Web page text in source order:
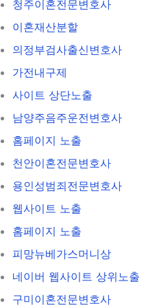
청주이혼전문변호사
이혼재산분할
의정부검사출신변호사
가전내구제
사이트 상단노출
남양주음주운전변호사
홈페이지 노출
천안이혼전문변호사
용인성범죄전문변호사
웹사이트 노출
홈페이지 노출
피망뉴베가스머니상
네이버 웹사이트 상위노출
구미이혼전문변호사